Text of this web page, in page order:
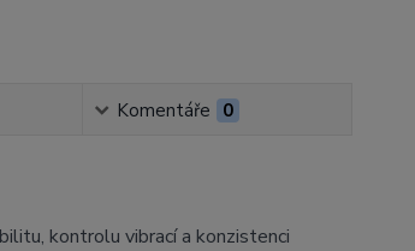
Komentáře 0
kontrolu vibrací a konzistenci